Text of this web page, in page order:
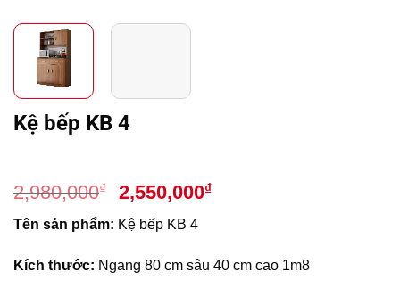
Kệ bếp KB 4
2,980,000₫
Giá
gốc
là:
2,980,000₫.
2,550,000₫Giá
là:
2,550,000₫.
Tên sản phẩm: Kệ bếp KB 4
Kích thước: Ngang 80 cm sâu 40 cm cao 1m8